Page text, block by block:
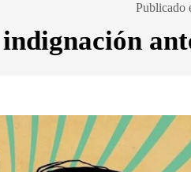
Publicado